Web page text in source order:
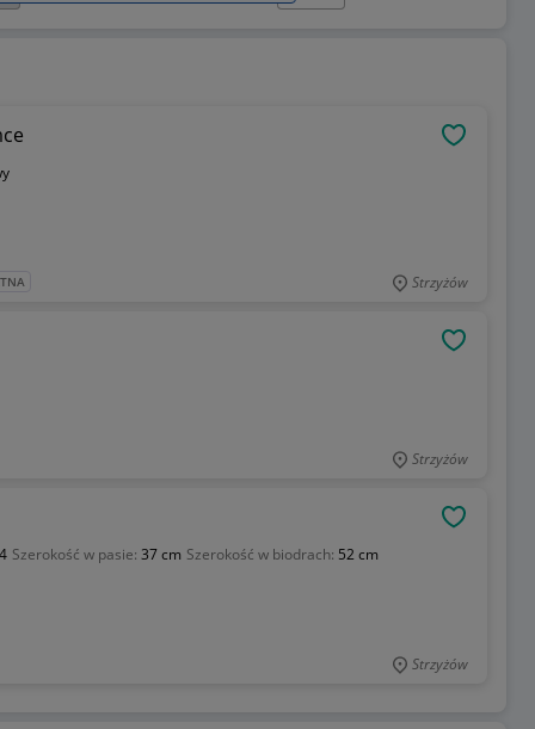
Strzyżów
Strzyżów
4 Szerokość w pasie: 37 cm Szerokość w biodrach: 52 cm
Strzyżów